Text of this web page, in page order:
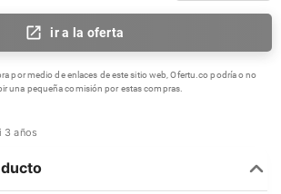
ir a la oferta
por medio de enlaces de este sitio web, Ofertu.co podría o no
una pequeña comisión por estas compras.
3 años